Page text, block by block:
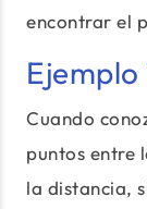
encontrar el
Ejemplo
Cuando
puntos entre
la distancia,